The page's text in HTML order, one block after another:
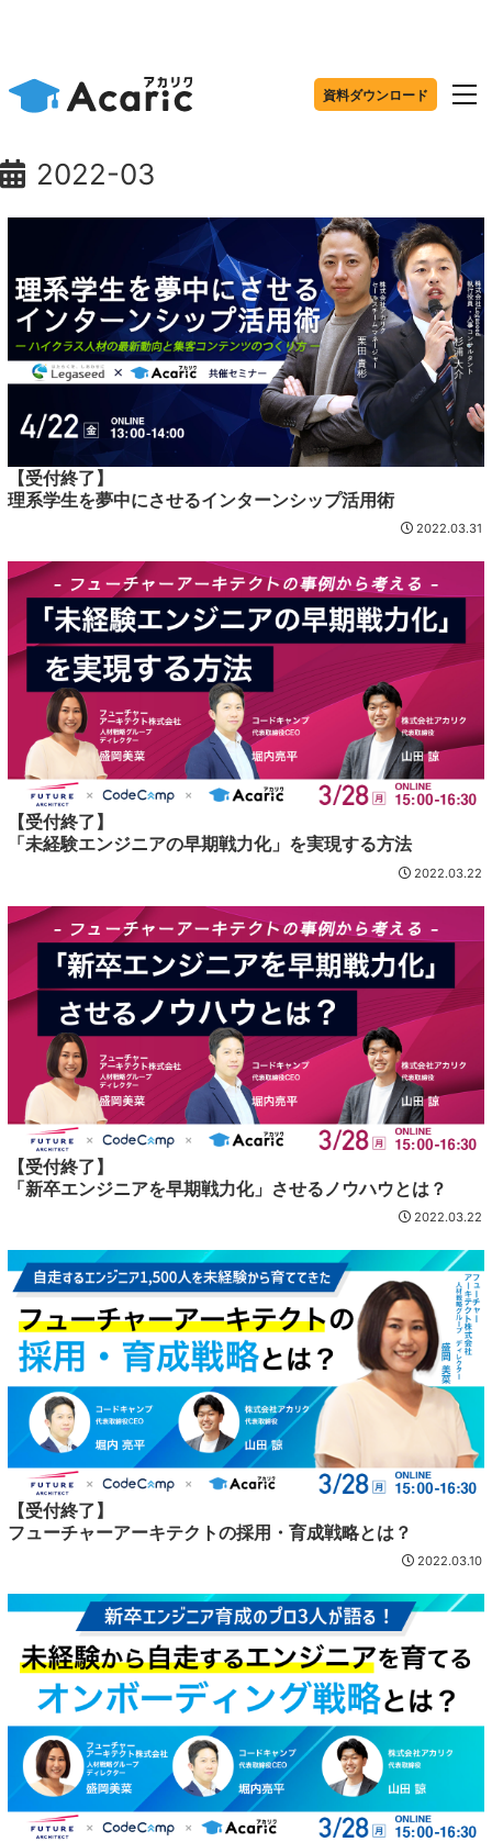
資料ダウンロード
2022-03
【受付終了】
理系学生を夢中にさせるインターンシップ活用術
2022.03.31
【受付終了】
「未経験エンジニアの早期戦力化」を実現する方法
2022.03.22
【受付終了】
「新卒エンジニアを早期戦力化」させるノウハウとは？
2022.03.22
【受付終了】
フューチャーアーキテクトの採用・育成戦略とは？
2022.03.10